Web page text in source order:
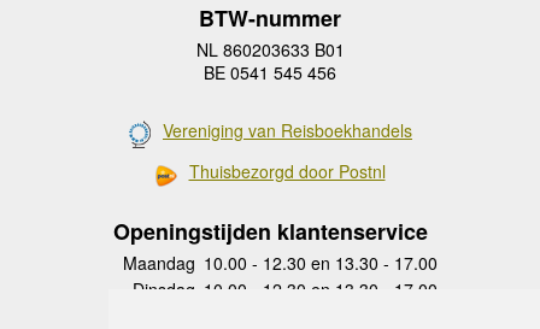
BTW-nummer
NL 860203633 B01
BE 0541 545 456
Vereniging van Reisboekhandels
Thuisbezorgd door Postnl
Openingstijden klantenservice
Maandag 10.00 - 12.30 en 13.30 - 17.00
Dinsdag 10.00 - 12.30 en 13.30 - 17.00